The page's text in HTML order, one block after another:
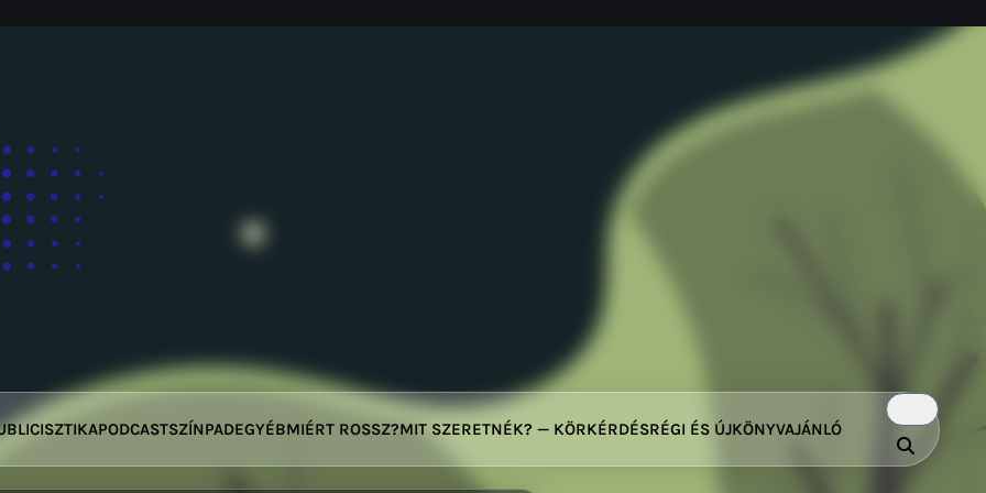
PODCASTSZÍNPADEGYÉBMIÉRT ROSSZ?MIT SZERETNÉK? — KÖRKÉRDÉSRÉGI ÉS ÚJKÖNYVAJÁNLÓ